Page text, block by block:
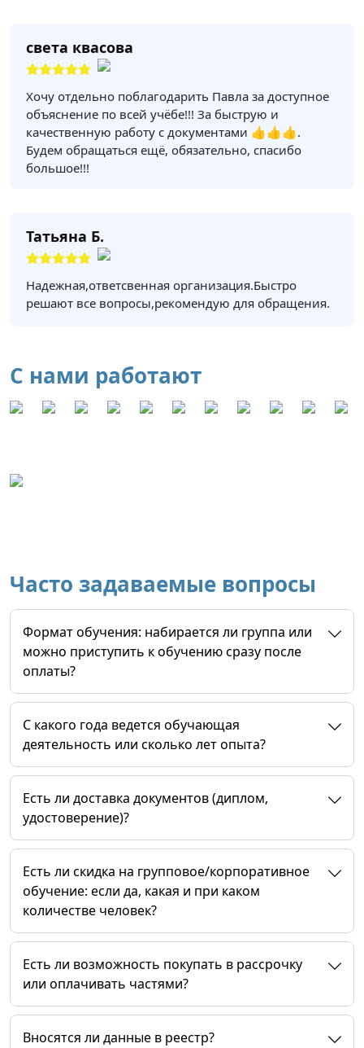
света квасова
Хочу отдельно поблагодарить Павла за доступное
объяснение по всей учёбе!!! За быструю и
качественную работу с документами 👍👍👍.
Будем обращаться ещё, обязательно, спасибо
большое!!!
Татьяна Б.
Надежная,ответсвенная организация.Быстро
решают все вопросы,рекомендую для обращения.
С нами работают
Часто задаваемые вопросы
Формат обучения: набирается ли группа или
можно приступить к обучению сразу после
оплаты?
C какого года ведется обучающая
деятельность или сколько лет опыта?
Есть ли доставка документов (диплом,
удостоверение)?
Есть ли скидка на групповое/корпоративное
обучение: если да, какая и при каком
количестве человек?
Есть ли возможность покупать в рассрочку
или оплачивать частями?
Вносятся ли данные в реестр?